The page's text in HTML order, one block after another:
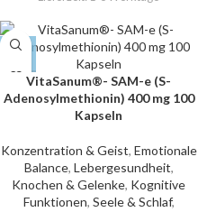
VitaSanum®- SAM-e (S-
Adenosylmethionin) 400 mg 100
Kapseln
Konzentration & Geist, Emotionale
Balance, Lebergesundheit,
Knochen & Gelenke, Kognitive
Funktionen, Seele & Schlaf,